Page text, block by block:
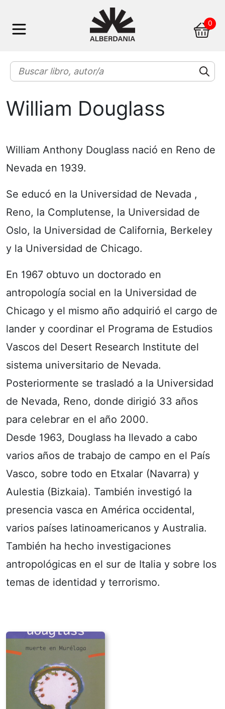
0
William Douglass
William Anthony Douglass nació en Reno de
Nevada en 1939.
Se educó en la Universidad de Nevada ,
Reno, la Complutense, la Universidad de
Oslo, la Universidad de California, Berkeley
y la Universidad de Chicago.
En 1967 obtuvo un doctorado en
antropología social en la Universidad de
Chicago y el mismo año adquirió el cargo de
lander y coordinar el Programa de Estudios
Vascos del Desert Research Institute del
sistema universitario de Nevada.
Posteriormente se trasladó a la Universidad
de Nevada, Reno, donde dirigió 33 años
para celebrar en el año 2000.
Desde 1963, Douglass ha llevado a cabo
varios años de trabajo de campo en el País
Vasco, sobre todo en Etxalar (Navarra) y
Aulestia (Bizkaia). También investigó la
presencia vasca en América occidental,
varios países latinoamericanos y Australia.
También ha hecho investigaciones
antropológicas en el sur de Italia y sobre los
temas de identidad y terrorismo.